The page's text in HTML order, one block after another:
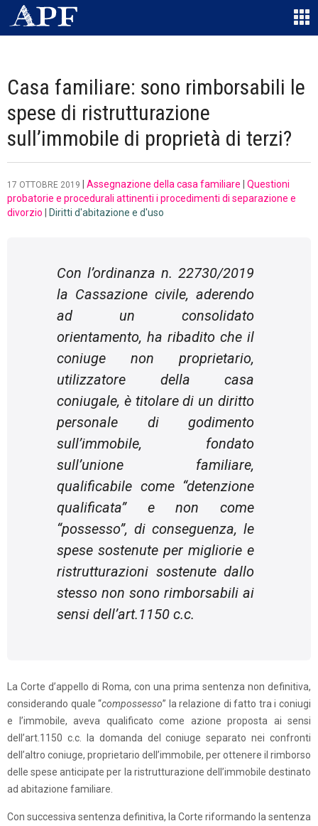
Casa familiare: sono rimborsabili le
spese di ristrutturazione
sull’immobile di proprietà di terzi?
17 OTTOBRE 2019 Assegnazione della casa familiare
Questioni
probatorie e procedurali attinenti i procedimenti di separazione e
divorzio
Diritti d'abitazione e d'uso
Con l’ordinanza n. 22730/2019
la Cassazione civile, aderendo
ad un consolidato
orientamento, ha ribadito che il
coniuge non proprietario,
utilizzatore della casa
coniugale, è titolare di un diritto
personale di godimento
sull’immobile, fondato
sull’unione familiare,
qualificabile come “detenzione
qualificata” e non come
“possesso”, di conseguenza, le
spese sostenute per migliorie e
ristrutturazioni sostenute dallo
stesso non sono rimborsabili ai
sensi dell’art.1150 c.c.
La Corte d’appello di Roma, con una prima sentenza non definitiva,
considerando quale “compossesso” la relazione di fatto tra i coniugi
e l’immobile, aveva qualificato come azione proposta ai sensi
dell’art.1150 c.c. la domanda del coniuge separato nei confronti
dell’altro coniuge, proprietario dell’immobile, per ottenere il rimborso
delle spese anticipate per la ristrutturazione dell’immobile destinato
ad abitazione familiare.
Con successiva sentenza definitiva, la Corte riformando la sentenza